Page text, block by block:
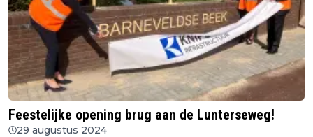
Feestelijke opening brug aan de Lunterseweg!
29 augustus 2024